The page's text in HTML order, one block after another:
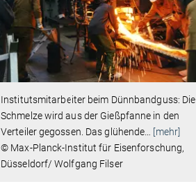
Institutsmitarbeiter beim Dünnbandguss: Die
Schmelze wird aus der Gießpfanne in den
Verteiler gegossen. Das glühende… [mehr]
© Max-Planck-Institut für Eisenforschung,
Düsseldorf/ Wolfgang Filser